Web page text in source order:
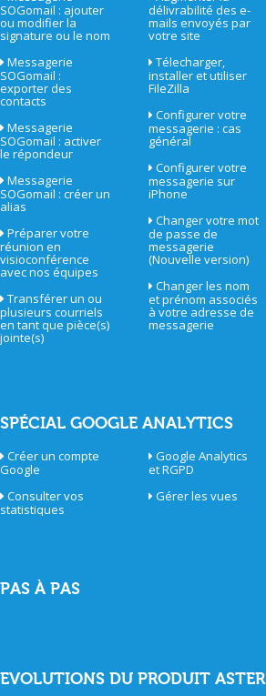
SOGomail : ajouter
ou modifier la
signature ou le nom
Messagerie
SOGomail :
exporter des
contacts
Messagerie
SOGomail : activer
le répondeur
Messagerie
SOGomail : créer un
alias
Préparer votre
réunion en
visioconférence
avec nos équipes
Transférer un ou
plusieurs courriels
en tant que pièce(s)
jointe(s)
délivrabilité des e-
mails envoyés par
votre site
Télecharger,
installer et utiliser
FileZilla
Configurer votre
messagerie : cas
général
Configurer votre
messagerie sur
iPhone
Changer votre mot
de passe de
messagerie
(Nouvelle version)
Changer les nom
et prénom associés
à votre adresse de
messagerie
SPÉCIAL GOOGLE ANALYTICS
Créer un compte
Google
Consulter vos
statistiques
Google Analytics
et RGPD
Gérer les vues
PAS À PAS
EVOLUTIONS DU PRODUIT ASTER